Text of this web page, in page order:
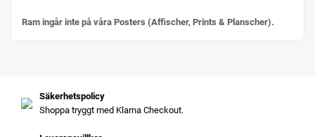
Ram ingår inte på våra Posters (Affischer, Prints & Planscher).
Säkerhetspolicy
Shoppa tryggt med Klarna Checkout.